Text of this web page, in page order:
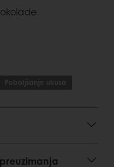
Poboljšanje ukusa